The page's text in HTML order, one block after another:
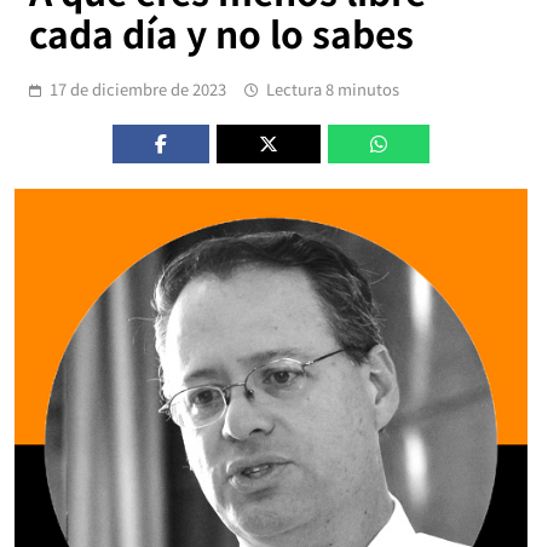
cada día y no lo sabes
17 de diciembre de 2023 Lectura 8 minutos